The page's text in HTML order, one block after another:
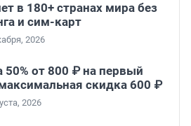
в 180+ странах мира без
и сим-карт
2026
50% от 800 ₽ на первый
скидка 600 ₽
2026